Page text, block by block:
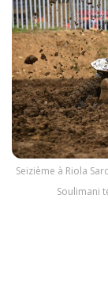
Seizième à Riola
Soulimani